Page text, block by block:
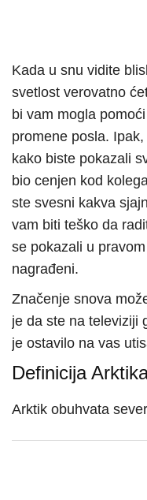
Kada u snu vidite
svetlost verovatno
bi vam mogla
promene posla.
kako biste pokazali
bio cenjen kod
ste svesni kakva
vam biti teško da
se pokazali u
nagrađeni.
Značenje snova
je da ste na televiziji
je ostavilo na vas
Definicija
Arktik obuhvata